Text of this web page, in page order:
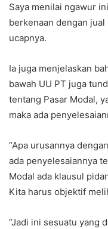
Saya menilai ngawur
berkenaan dengan jual
ucapnya.
Ia juga menjelaskan
bawah UU PT juga
tentang Pasar Modal,
maka ada
“Apa urusannya
ada penyelesaiannya
Modal ada klausul
Kita harus objektif
“Jadi ini sesuatu yang